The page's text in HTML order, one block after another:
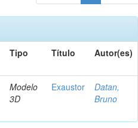
Tipo Título Autor(es)
Modelo
3D
Exaustor
Datan,
Bruno